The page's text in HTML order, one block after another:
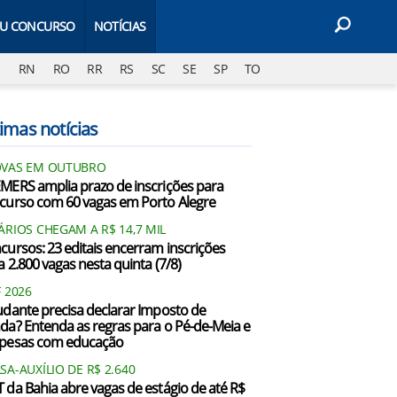
CONCURSO NOTÍCIAS
RN RO RR RS SC SE SP TO
notícias
EM OUTUBRO
amplia prazo de inscrições para
com 60 vagas em Porto Alegre
CHEGAM A R$ 14,7 MIL
23 editais encerram inscrições
2.800 vagas nesta quinta (7/8)
2026
precisa declarar Imposto de
Entenda as regras para o Pé-de-Meia e
com educação
AUXÍLIO DE R$ 2.640
da Bahia abre vagas de estágio de até R$